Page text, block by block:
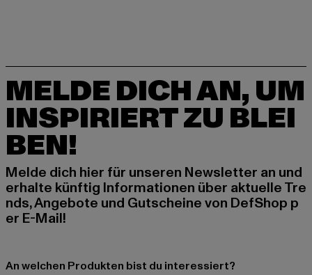
MELDE DICH AN, UM
INSPIRIERT ZU BLEI
BEN!
Melde dich hier für unseren Newsletter an und
erhalte künftig Informationen über aktuelle Tre
nds, Angebote und Gutscheine von DefShop p
er E-Mail!
An welchen Produkten bist du interessiert?